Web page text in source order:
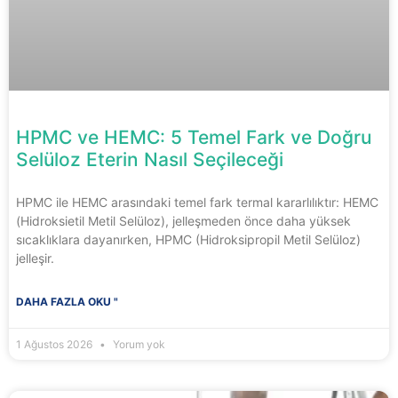
HPMC ve HEMC: 5 Temel Fark ve Doğru
Selüloz Eterin Nasıl Seçileceği
HPMC ile HEMC arasındaki temel fark termal kararlılıktır: HEMC
(Hidroksietil Metil Selüloz), jelleşmeden önce daha yüksek
sıcaklıklara dayanırken, HPMC (Hidroksipropil Metil Selüloz)
jelleşir.
DAHA FAZLA OKU "
1 Ağustos 2026 Yorum yok